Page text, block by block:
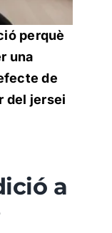
perquè
una
de
del jersei
a